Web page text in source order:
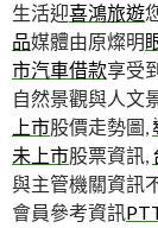
生活迎喜鴻旅遊
品媒體由原燦明
市汽車借款享受
自然景觀與人文
上市股價走勢圖,
未上市股票資訊,
與主管機關資訊
會員參考資訊